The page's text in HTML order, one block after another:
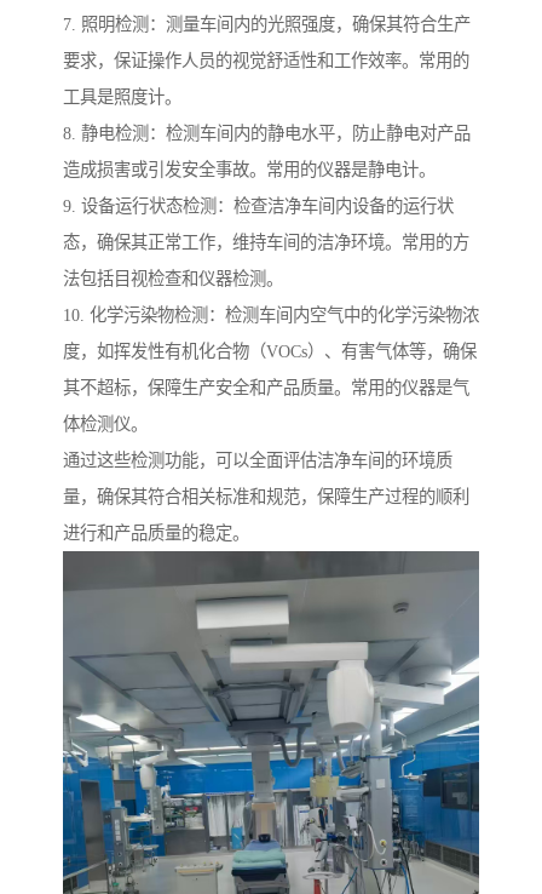
7. 照明检测：测量车间内的光照强度，确保其符合生产
要求，保证操作人员的视觉舒适性和工作效率。常用的
工具是照度计。
8. 静电检测：检测车间内的静电水平，防止静电对产品
造成损害或引发安全事故。常用的仪器是静电计。
9. 设备运行状态检测：检查洁净车间内设备的运行状
态，确保其正常工作，维持车间的洁净环境。常用的方
法包括目视检查和仪器检测。
10. 化学污染物检测：检测车间内空气中的化学污染物浓
度，如挥发性有机化合物（VOCs）、有害气体等，确保
其不超标，保障生产安全和产品质量。常用的仪器是气
体检测仪。
通过这些检测功能，可以全面评估洁净车间的环境质
量，确保其符合相关标准和规范，保障生产过程的顺利
进行和产品质量的稳定。